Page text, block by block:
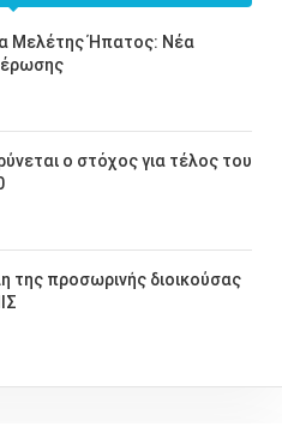
Μελέτης Ήπατος: Νέα
ο στόχος για τέλος του
της προσωρινής διοικούσας